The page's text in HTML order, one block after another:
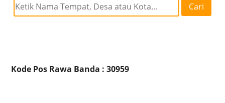
Cari
Kode Pos Rawa Banda : 30959